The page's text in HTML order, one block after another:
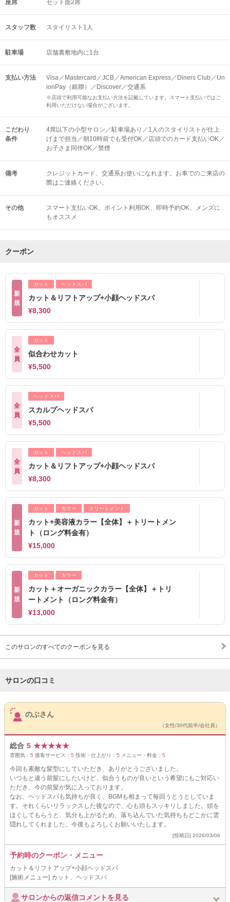
座席 セット面2席
スタッフ数 スタイリスト1人
駐車場 店舗裏敷地内に1台
支払い方法
Visa／Mastercard／JCB／American Express／Diners Club／Un
ionPay（銀聯）／Discover／交通系
※店頭で利用可能なお支払い方法を記載しています。スマート支払いではご
利用いただけない場合がございます。
こだわり
条件
4席以下の小型サロン／駐車場あり／1人のスタイリストが仕上
げまで担当／朝10時前でも受付OK／店頭でのカード支払いOK／
お子さま同伴OK／禁煙
備考
クレジットカード、交通系お使いになれます。お車でのご来店の
際はご連絡ください。
その他 スマート支払いOK ポイント利用OK 即時予約OK
メンズに
もオススメ
クーポン
新
規
カット ヘッドスパ
カット＆リフトアップ+小顔ヘッドスパ
¥8,300
全
員
カット
似合わせカット
¥5,500
全
員
ヘッドスパ
スカルプヘッドスパ
¥5,500
全
員
カット ヘッドスパ
カット＆リフトアップ+小顔ヘッドスパ
¥8,300
新
規
カット カラー トリートメント
カット+美容液カラー【全体】＋トリートメン
ト（ロング料金有）
¥15,000
新
規
カット カラー
カット＋オーガニックカラー【全体】＋トリ
ートメント（ロング料金有）
¥13,000
このサロンのすべてのクーポンを見る
サロンの口コミ
サロンPick Up
のぶさん
（女性/30代前半/会社員）
総合 5 ★★★★★
雰囲気： 5 接客サービス： 5 技術・仕上がり： 5 メニュー・料金： 5
今回も素敵な髪型にしていただき、ありがとうございました。
いつもと違う前髪にしたいけど、似合うものが良いという希望にもご対応い
ただき、今の前髪が気に入っております。
なお、ヘッドスパも気持ちが良く、BGMも相まって毎回うとうとしていま
す。それくらいリラックスした後なので、心も頭もスッキリしました。頭を
ほぐしてもらうと、気分も上がるため、落ち込んでいた気持ちもどこかに雲
隠れしてくれました。今後もよろしくお願いいたします。
[投稿日] 2026/03/06
予約時のクーポン・メニュー
カット＆リフトアップ+小顔ヘッドスパ
[施術メニュー] カット、ヘッドスパ
サロンからの返信コメントを見る